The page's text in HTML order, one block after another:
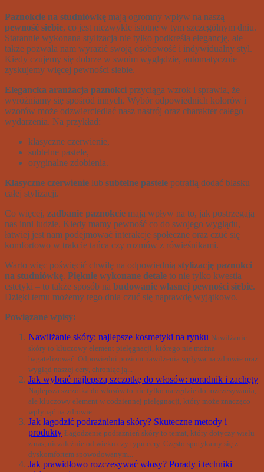
Paznokcie na studniówkę mają ogromny wpływ na naszą
pewność siebie, co jest niezwykle istotne w tym szczególnym dniu.
Starannie wykonana stylizacja nie tylko podkreśla elegancję, ale
także pozwala nam wyrazić swoją osobowość i indywidualny styl.
Kiedy czujemy się dobrze w swoim wyglądzie, automatycznie
zyskujemy więcej pewności siebie.
Elegancka aranżacja paznokci przyciąga wzrok i sprawia, że
wyróżniamy się spośród innych. Wybór odpowiednich kolorów i
wzorów może odzwierciedlać nasz nastrój oraz charakter całego
wydarzenia. Na przykład:
klasyczne czerwienie,
subtelne pastele,
oryginalne zdobienia.
Klasyczne czerwienie lub subtelne pastele potrafią dodać blasku
całej stylizacji.
Co więcej, zadbanie paznokcie mają wpływ na to, jak postrzegają
nas inni ludzie. Kiedy mamy pewność co do swojego wyglądu,
łatwiej jest nam podejmować interakcje społeczne oraz czuć się
komfortowo w trakcie tańca czy rozmów z rówieśnikami.
Warto więc poświęcić chwilę na odpowiednią stylizację paznokci
na studniówkę. Pięknie wykonane detale to nie tylko kwestia
estetyki – to także sposób na budowanie własnej pewności siebie.
Dzięki temu możemy tego dnia czuć się naprawdę wyjątkowo.
Powiązane wpisy:
Nawilżanie skóry: najlepsze kosmetyki na rynku Nawilżanie
skóry to kluczowy element pielęgnacji, którego nie można
bagatelizować. Odpowiedni poziom nawilżenia wpływa na zdrowie oraz
wygląd naszej cery, chroniąc ją...
Jak wybrać najlepszą szczotkę do włosów: poradnik i zachęty
Najlepsza szczotka do włosów to nie tylko narzędzie do rozczesywania,
ale kluczowy element w codziennej pielęgnacji, który może znacząco
wpłynąć na zdrowie...
Jak łagodzić podrażnienia skóry? Skuteczne metody i
produkty Łagodzenie podrażnień skóry to temat, który dotyczy wielu
z nas, niezależnie od wieku czy typu cery. Często spotykamy się z
dyskomfortem spowodowanym...
Jak prawidłowo rozczesywać włosy? Porady i techniki